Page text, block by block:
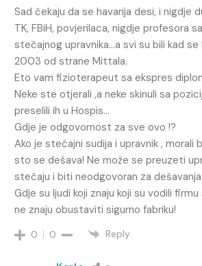
Sad čekaju da se havarija desi, i nigdje
TK, FBiH, povjerilaca, nigdje profesora
stečajnog upravnika…a svi su bili kad se
2003 od strane Mittala.
Eto vam fizioterapeut sa ekspres
Neke ste otjerali ,a neke skinuli sa
preselili ih u Hospis…
Gdje je odgovornost za sve ovo !?
Ako je stečajni sudija i upravnik , morali
sto se dešava! Ne može se preuzeti
stečaju i biti neodgovoran za
Gdje su ljudi koji znaju koji su vodili
ne znaju obustaviti sigurno fabriku!
0 0 Reply